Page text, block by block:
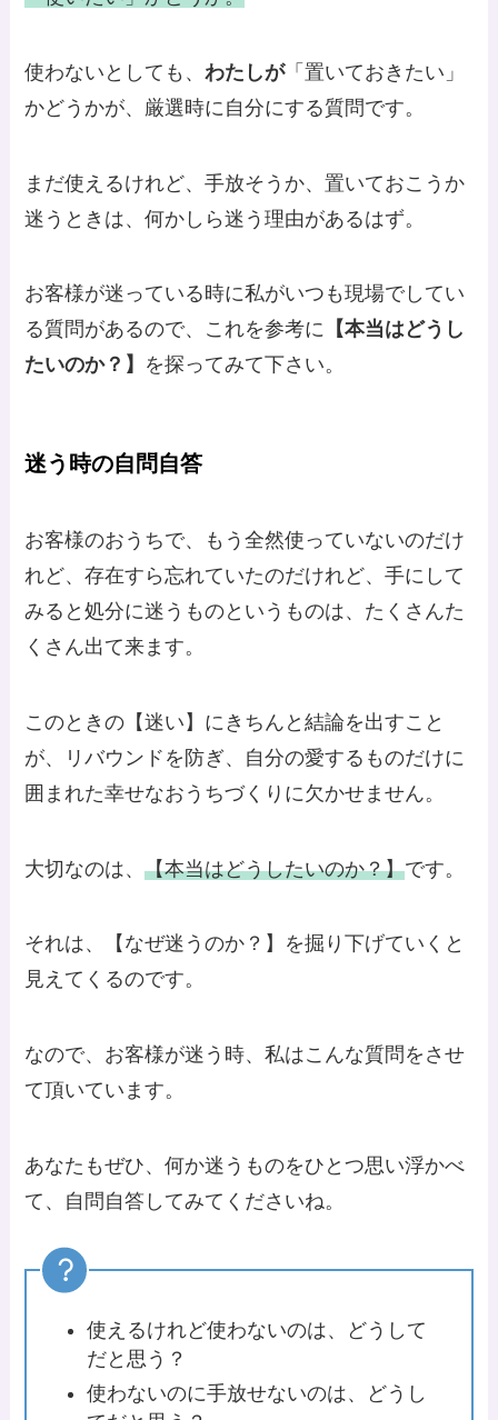
使わないとしても、わたしが「置いておきたい」
かどうかが、厳選時に自分にする質問です。
まだ使えるけれど、手放そうか、置いておこうか
迷うときは、何かしら迷う理由があるはず。
お客様が迷っている時に私がいつも現場でしてい
る質問があるので、これを参考に 【本当はどうし
たいのか？】 を探ってみて下さい。
迷う時の自問自答
お客様のおうちで、もう全然使っていないのだけ
れど、存在すら忘れていたのだけれど、手にして
みると処分に迷うものというものは、たくさんた
くさん出て来ます。
このときの【迷い】にきちんと結論を出すこと
が、リバウンドを防ぎ、自分の愛するものだけに
囲まれた幸せなおうちづくりに欠かせません。
大切なのは、【本当はどうしたいのか？】です。
それは、【なぜ迷うのか？】を掘り下げていくと
見えてくるのです。
なので、お客様が迷う時、私はこんな質問をさせ
て頂いています。
あなたもぜひ、何か迷うものをひとつ思い浮かべ
て、自問自答してみてくださいね。
使えるけれど使わないのは、どうして
だと思う？
使わないのに手放せないのは、どうし